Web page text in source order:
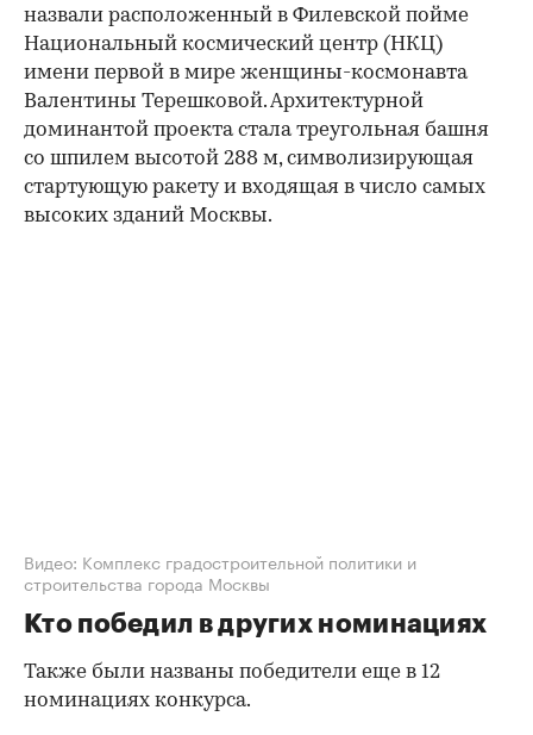
00:00 / 00:00
назвали расположенный в Филевской пойме
Национальный космический центр (НКЦ)
имени первой в мире женщины-космонавта
Валентины Терешковой. Архитектурной
доминантой проекта стала треугольная башня
со шпилем высотой 288 м, символизирующая
стартующую ракету и входящая в число самых
высоких зданий Москвы.
Видео: Комплекс градостроительной политики и
строительства города Москвы
Кто победил в других номинациях
Также были названы победители еще в 12
номинациях конкурса.